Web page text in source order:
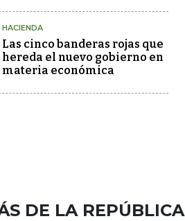
HACIENDA
Las cinco banderas rojas que
hereda el nuevo gobierno en
materia económica
DE LA REPÚBLICA